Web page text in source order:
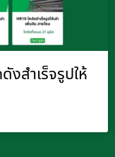
งสำเร็จรูปให้